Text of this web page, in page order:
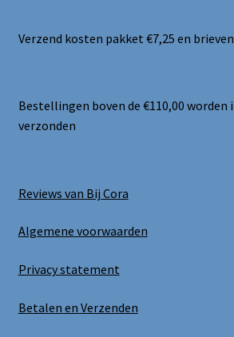
Verzend kosten pakket €7,25 en
Bestellingen boven de €110,00 worden
verzonden
Reviews van Bij Cora
Algemene voorwaarden
Privacy statement
Betalen en Verzenden